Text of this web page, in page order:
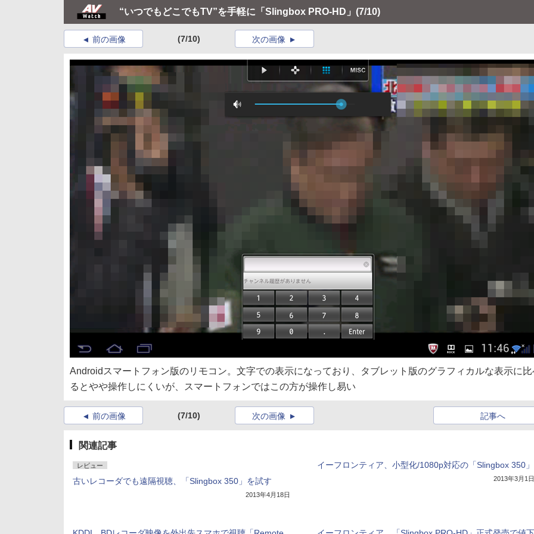
“いつでもどこでもTV”を手軽に「Slingbox PRO-HD」 (7/10)
前の画像 (7/10) 次の画像
Androidスマートフォン版のリモコン。文字での表示になっており、タブレット版のグラフィカルな表示に比
るとやや操作しにくいが、スマートフォンではこの方が操作し易い
前の画像 (7/10) 記事へ
次の画像
関連記事
レビュー
古いレコーダでも遠隔視聴、「Slingbox 350」を試す
2013年4月18日
イーフロンティア、小型化/1080p対応の「Slingbox 350」
2013年3月1日